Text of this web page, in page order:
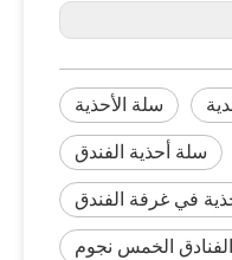
سلة الأحذية
سلة أحذية الفندق
في غرفة الفندق
الخمس نجوم